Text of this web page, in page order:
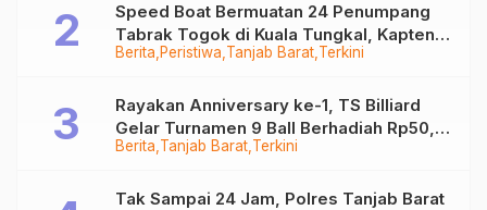
Berita Peristiwa Tanjab Barat Terkini
Speed Boat Bermuatan 24 Penumpang
Tabrak Togok di Kuala Tungkal, Kapten
Sempat Hilang
Berita Tanjab Barat Terkini
Rayakan Anniversary ke-1, TS Billiard
Gelar Turnamen 9 Ball Berhadiah Rp50,8
Juta
Tak Sampai 24 Jam, Polres Tanjab Barat